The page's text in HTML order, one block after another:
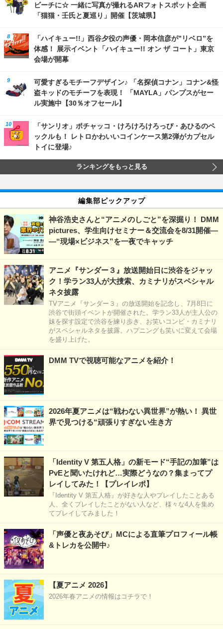
ビーチに☆ 一緒に写真が撮れるARフォトスポット企画
「猫猫・壬氏と夏巡り」開催【茨城県】
「ハイキュー!!」西谷夕役の声優・岡本信彦が”リベロ”を
体感！ 展示イベント「ハイキュー!! オン ザ コート」東京
会場が開幕
可愛すぎるモチーフデザイン♪ 「名探偵コナン」コナン&怪
盗キッドのモチーフを表現！ 「MAYLA」パンプスがセー
ル実施中【30％オフセール】
「サンリオ」ポチャッコ・けろけろけろっぴ・あひるのペ
ックルも！ レトロかわいいコインケース第2弾がカプセル
トイに登場♪
ランキングをもっと見る
編集部ピックアップ
神谷浩史さんと“アニメのしごと”を深掘り！ DMM
pictures、学生向けセミナー＆交流会を8/31開催―
―“現場×ビジネス”を一夜でキャッチ
アニメ『サンダー３』放送開始日に渋谷をジャッ
ク！学ラン33人が大捜索、カミナリがスペシャル
ネタ披露
TVアニメ『サンダー３』の放送開始を記念し、7月8日に
渋谷で街頭イベントが開催された。学ラン33人が主人公の
妹を探す設定で渋谷を練り歩き、お笑いコンビ・カミナリ
がスペシャルネタを披露。ハプニングも笑いに変えて会場
を盛り上げた。
DMM TVで視聴可能なアニメを紹介！
2026年夏アニメは“戦わない異世界”が熱い！ 異世
界で見つける“頑張りすぎない生き方
「Identity V 第五人格」の新モード“手記の加筆”は
PvEと聞いたけれど…実際どうなの？集まってプ
レイしてみた！【プレイレポ】
『Identity V 第五人格』が好きな人やプレイしたことある
人、全くプレイしたことがない人など、様々な4人を集め
てプレイしてみました！
「声優と夜あそび」MCによる直筆プロフィール帳
&トレカを公開中♪
【夏アニメ 2026】
2026年春アニメの情報はコチラで！